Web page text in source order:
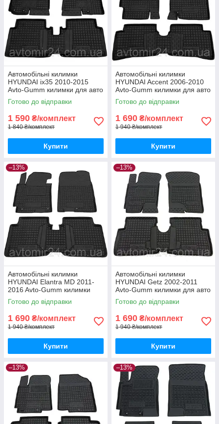
Автомобільні килимки
HYUNDAI ix35 2010-2015
Avto-Gumm килимки для авто
ХЮНДАЙ ix35 2010-2015
Автогум
Готово до відправки
1 590 ₴/комплект
1 840 ₴/комплект
Купити
Автомобільні килимки
HYUNDAI Accent 2006-2010
Avto-Gumm килимки для авто
ХЮНДАЙ Акцент 2006-2010
Автогум
Готово до відправки
1 690 ₴/комплект
1 940 ₴/комплект
Купити
–13%
Автомобільні килимки
HYUNDAI Elantra MD 2011-
2016 Avto-Gumm килимки
для авто ХЮНДАЙ Елантра
МД 2011-2016 Автогум
Готово до відправки
1 690 ₴/комплект
1 940 ₴/комплект
Купити
–13%
Автомобільні килимки
HYUNDAI Getz 2002-2011
Avto-Gumm килимки для авто
ХЮНДАЙ Гетц 2002-2011
Автогум
Готово до відправки
1 690 ₴/комплект
1 940 ₴/комплект
Купити
–13% –13%